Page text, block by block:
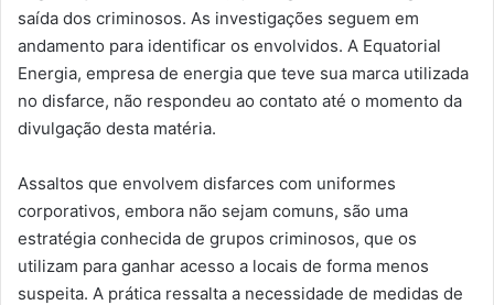
saída dos criminosos. As investigações seguem em
andamento para identificar os envolvidos. A Equatorial
Energia, empresa de energia que teve sua marca utilizada
no disfarce, não respondeu ao contato até o momento da
divulgação desta matéria.
Assaltos que envolvem disfarces com uniformes
corporativos, embora não sejam comuns, são uma
estratégia conhecida de grupos criminosos, que os
utilizam para ganhar acesso a locais de forma menos
suspeita. A prática ressalta a necessidade de medidas de